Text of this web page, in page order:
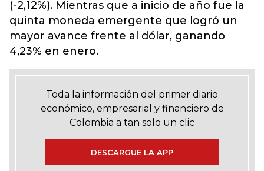
(-2,12%). Mientras que a inicio de año fue la
quinta moneda emergente que logró un
mayor avance frente al dólar, ganando
4,23% en enero.
Toda la información del primer diario
económico, empresarial y financiero de
Colombia a tan solo un clic
DESCARGUE LA APP